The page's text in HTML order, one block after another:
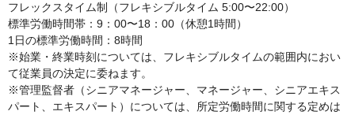
フレックスタイム制（フレキシブルタイム 5:00〜22:00）
標準労働時間帯：9：00〜18：00（休憩1時間）
1日の標準労働時間：8時間
※始業・終業時刻については、フレキシブルタイムの範囲内におい
て従業員の決定に委ねます。
※管理監督者（シニアマネージャー、マネージャー、シニアエキス
パート、エキスパート）については、所定労働時間に関する定めは